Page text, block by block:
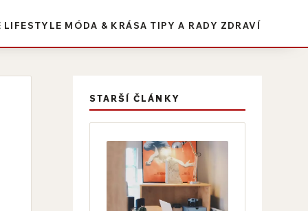
LIFESTYLE MÓDA & KRÁSA TIPY A RADY ZDRAVÍ
STARŠÍ ČLÁNKY